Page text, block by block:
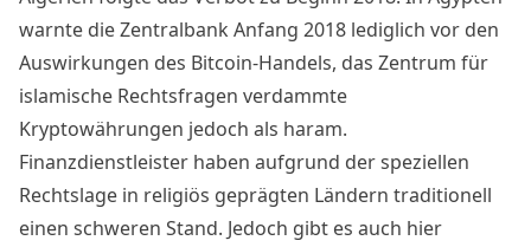
warnte die Zentralbank Anfang 2018 lediglich vor den
Auswirkungen des Bitcoin-Handels, das Zentrum für
islamische Rechtsfragen verdammte
Kryptowährungen jedoch als haram.
Finanzdienstleister haben aufgrund der speziellen
Rechtslage in religiös geprägten Ländern traditionell
einen schweren Stand. Jedoch gibt es auch hier